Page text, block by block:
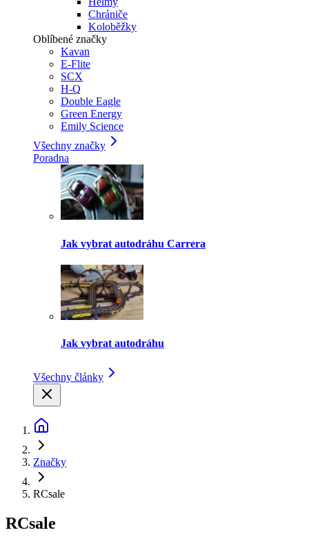
Chrániče
Koloběžky
Oblíbené značky
Kavan
E-Flite
SCX
H-Q
Double Eagle
Green Energy
Emily Science
Všechny značky
Poradna
Jak vybrat autodráhu Carrera
Jak vybrat autodráhu
Všechny články
Značky
RCsale
RCsale